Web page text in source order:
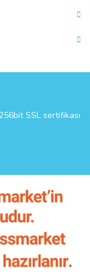
SSL sertifikası